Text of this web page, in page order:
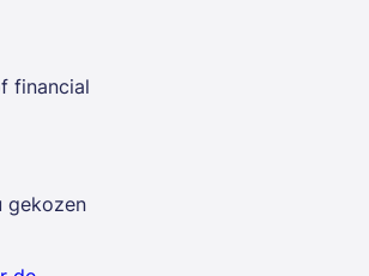
financial
gekozen